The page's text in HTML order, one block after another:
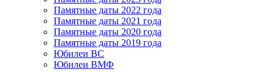
Памятные даты 2022 года
Памятные даты 2021 года
Памятные даты 2020 года
Памятные даты 2019 года
Юбилеи ВС
Юбилеи ВМФ